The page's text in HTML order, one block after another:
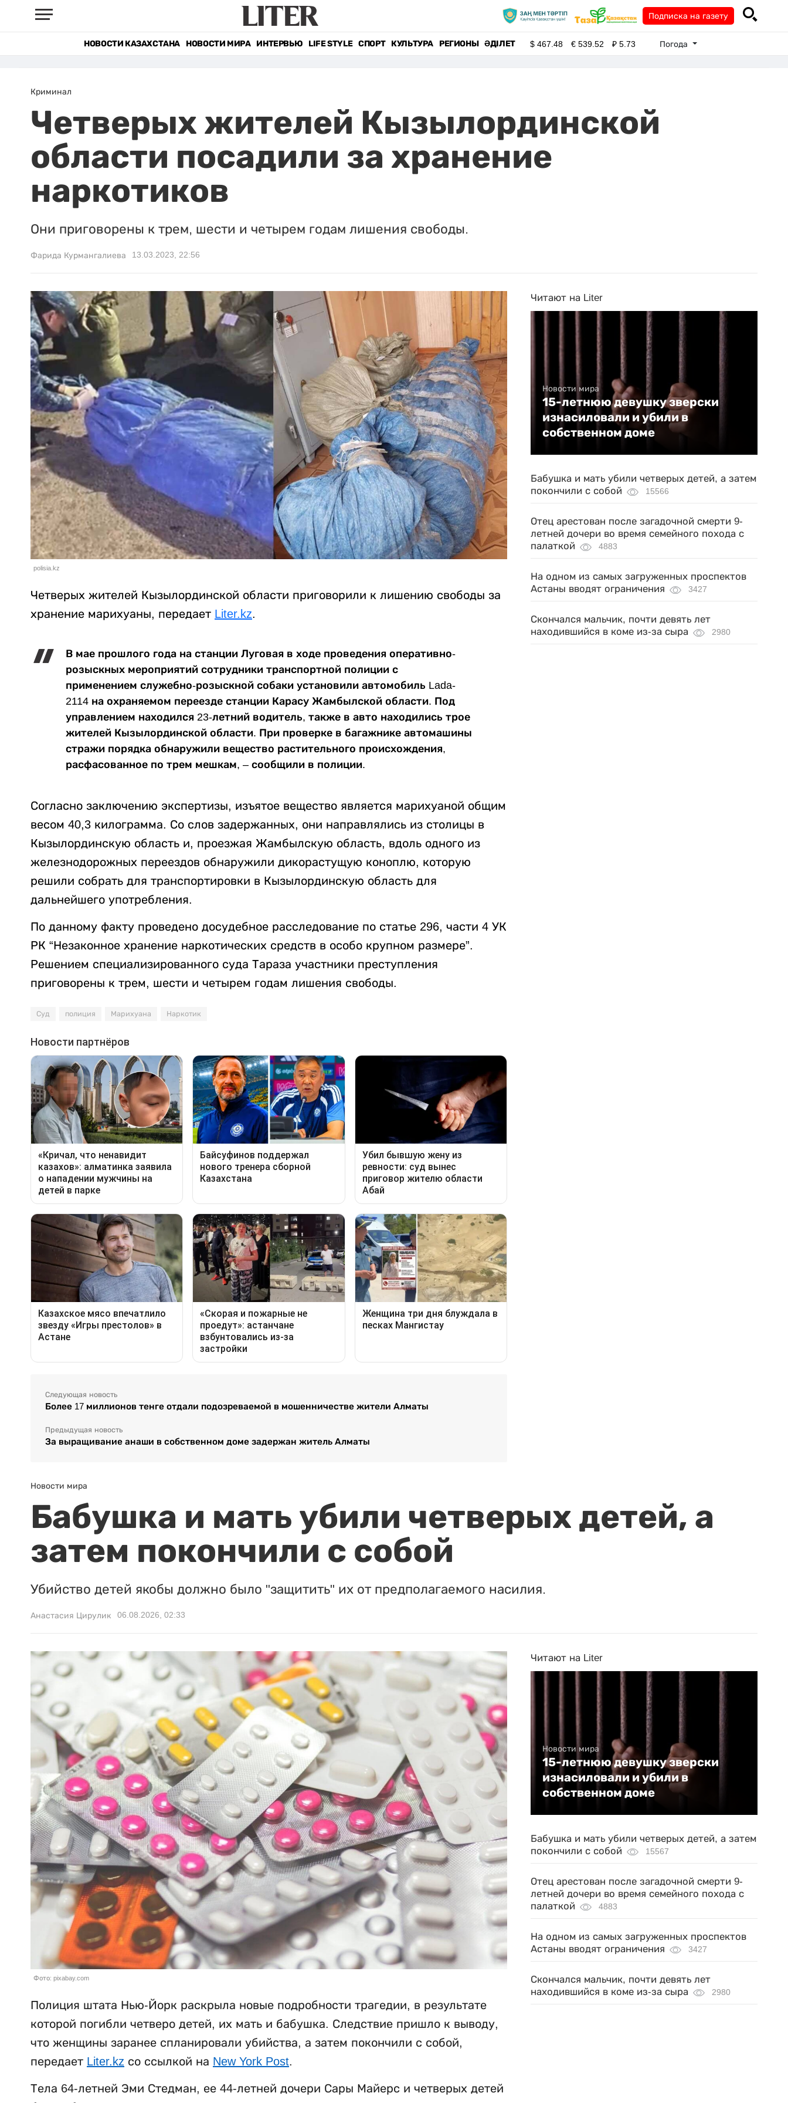
Подписка на газету
НОВОСТИ КАЗАХСТАНА НОВОСТИ МИРА ИНТЕРВЬЮ LIFE STYLE СПОРТ КУЛЬТУРА РЕГИОНЫ ӘДІЛЕТ $467.48 €539.52 ₽5.73 Погода
Криминал
Четверых жителей Кызылординской
области посадили за хранение
наркотиков
Они приговорены к трем, шести и четырем годам лишения свободы.
Фарида Курмангалиева 13.03.2023, 22:56
polisia.kz
Четверых жителей Кызылординской области приговорили к лишению свободы за
хранение марихуаны, передает Liter.kz.
В мае прошлого года на станции Луговая в ходе проведения оперативно-
розыскных мероприятий сотрудники транспортной полиции с
применением служебно-розыскной собаки установили автомобиль Lada-
2114 на охраняемом переезде станции Карасу Жамбылской области. Под
управлением находился 23-летний водитель, также в авто находились трое
жителей Кызылординской области. При проверке в багажнике автомашины
стражи порядка обнаружили вещество растительного происхождения,
расфасованное по трем мешкам, – сообщили в полиции.
Согласно заключению экспертизы, изъятое вещество является марихуаной общим
весом 40,3 килограмма. Со слов задержанных, они направлялись из столицы в
Кызылординскую область и, проезжая Жамбылскую область, вдоль одного из
железнодорожных переездов обнаружили дикорастущую коноплю, которую
решили собрать для транспортировки в Кызылординскую область для
дальнейшего употребления.
По данному факту проведено досудебное расследование по статье 296, части 4 УК
РК “Незаконное хранение наркотических средств в особо крупном размере”.
Решением специализированного суда Тараза участники преступления
приговорены к трем, шести и четырем годам лишения свободы.
Суд полиция Марихуана Наркотик
Следующая новость
Более 17 миллионов тенге отдали подозреваемой в мошенничестве жители Алматы
Предыдущая новость
За выращивание анаши в собственном доме задержан житель Алматы
Читают на Liter
Новости мира
15-летнюю девушку зверски
изнасиловали и убили в
собственном доме
Бабушка и мать убили четверых детей, а затем
покончили с собой
15566
Отец арестован после загадочной смерти 9-
летней дочери во время семейного похода с
палаткой
4883
На одном из самых загруженных проспектов
Астаны вводят ограничения
3427
Скончался мальчик, почти девять лет
находившийся в коме из-за сыра
2980
Новости мира
Бабушка и мать убили четверых детей, а
затем покончили с собой
Убийство детей якобы должно было "защитить" их от предполагаемого насилия.
Анастасия Цирулик 06.08.2026, 02:33
Фото: pixabay.com
Полиция штата Нью-Йорк раскрыла новые подробности трагедии, в результате
которой погибли четверо детей, их мать и бабушка. Следствие пришло к выводу,
что женщины заранее спланировали убийства, а затем покончили с собой,
передает Liter.kz со ссылкой на New York Post.
Тела 64-летней Эми Стедман, ее 44-летней дочери Сары Майерс и четверых детей
Читают на Liter
Новости мира
15-летнюю девушку зверски
изнасиловали и убили в
собственном доме
Бабушка и мать убили четверых детей, а затем
покончили с собой
15567
Отец арестован после загадочной смерти 9-
летней дочери во время семейного похода с
палаткой
4883
На одном из самых загруженных проспектов
Астаны вводят ограничения
3427
Скончался мальчик, почти девять лет
находившийся в коме из-за сыра
2980